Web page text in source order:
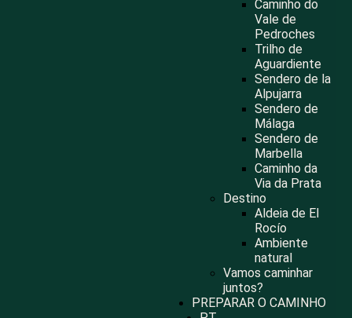
Caminho do
Vale de
Pedroches
Trilho de
Aguardiente
Sendero de la
Alpujarra
Sendero de
Málaga
Sendero de
Marbella
Caminho da
Via da Prata
Destino
Aldeia de El
Rocío
Ambiente
natural
Vamos caminhar
juntos?
PREPARAR O CAMINHO